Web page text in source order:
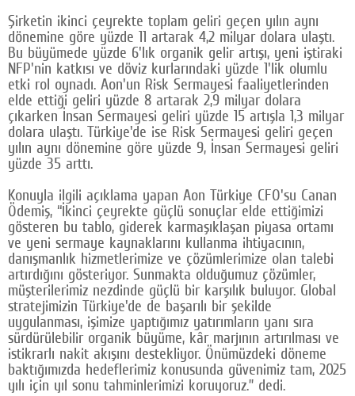
© 2026 TÜM HAKLARI SAKLIDIR
Şirketin ikinci çeyrekte toplam geliri geçen yılın aynı
dönemine göre yüzde 11 artarak 4,2 milyar dolara ulaştı.
Bu büyümede yüzde 6'lık organik gelir artışı, yeni iştiraki
NFP'nin katkısı ve döviz kurlarındaki yüzde 1'lik olumlu
etki rol oynadı. Aon'un Risk Sermayesi faaliyetlerinden
elde ettiği geliri yüzde 8 artarak 2,9 milyar dolara
çıkarken İnsan Sermayesi geliri yüzde 15 artışla 1,3 milyar
dolara ulaştı. Türkiye'de ise Risk Sermayesi geliri geçen
yılın aynı dönemine göre yüzde 9, İnsan Sermayesi geliri
yüzde 35 arttı.
Konuyla ilgili açıklama yapan Aon Türkiye CFO'su Canan
Ödemiş, “İkinci çeyrekte güçlü sonuçlar elde ettiğimizi
gösteren bu tablo, giderek karmaşıklaşan piyasa ortamı
ve yeni sermaye kaynaklarını kullanma ihtiyacının,
danışmanlık hizmetlerimize ve çözümlerimize olan talebi
artırdığını gösteriyor. Sunmakta olduğumuz çözümler,
müşterilerimiz nezdinde güçlü bir karşılık buluyor. Global
stratejimizin Türkiye'de de başarılı bir şekilde
uygulanması, işimize yaptığımız yatırımların yanı sıra
sürdürülebilir organik büyüme, kâr marjının artırılması ve
istikrarlı nakit akışını destekliyor. Önümüzdeki döneme
baktığımızda hedeflerimiz konusunda güvenimiz tam, 2025
yılı için yıl sonu tahminlerimizi koruyoruz.” dedi.